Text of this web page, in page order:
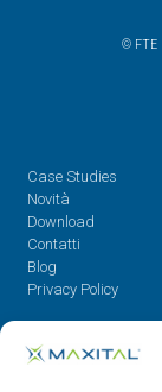
© FTE
Case Studies
Novità
Download
Contatti
Blog
Privacy Policy
Contatti